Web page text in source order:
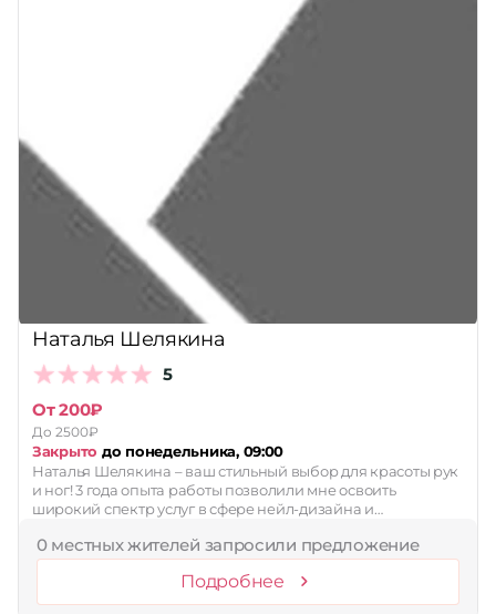
Наталья Шелякина
5
От 200₽
До 2500₽
Закрыто до понедельника, 09:00
Наталья Шелякина – ваш стильный выбор для красоты рук
и ног! 3 года опыта работы позволили мне освоить
широкий спектр услуг в сфере нейл-дизайна и…
0 местных жителей запросили предложение
Подробнее